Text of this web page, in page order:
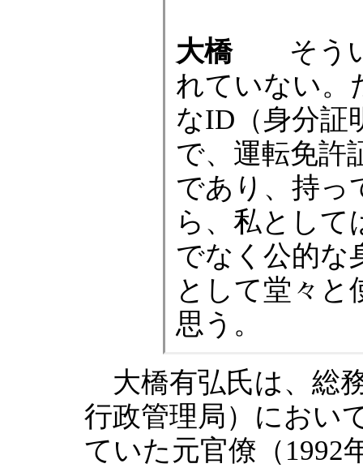
大橋そうい
れていない。
なID（身分証
で、運転免許
であり、持っ
ら、私として
でなく公的な
として堂々
思う。
大橋有弘氏は、総
行政管理局）におい
ていた元官僚（1992